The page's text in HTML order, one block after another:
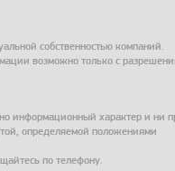
собственностью компаний.
возможно только с
информационный характер и ни
определяемой положениями
по телефону.